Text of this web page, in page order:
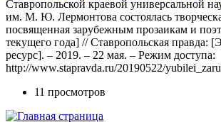
Ставропольской краевой универсальной
им. М. Ю. Лермонтова состоялась
посвященная зарубежным прозаикам и
текущего года] // Ставропольская правда:
ресурс]. – 2019. – 22 мая. – Режим доступа:
http://www.stapravda.ru/20190522/
11 просмотров